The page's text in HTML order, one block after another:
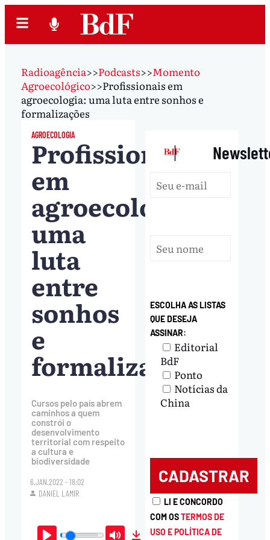
Radioagência>>Podcasts>>Momento
Agroecológico>>Profissionais em
agroecologia: uma luta entre sonhos e
formalizações
AGROECOLOGIA
Profissionais
em
agroecologia:
uma
luta
entre
sonhos
e
formalizações
Cursos pelo país abrem
caminhos a quem
constrói o
desenvolvimento
territorial com respeito
a cultura e
biodiversidade
6.JAN.2022 - 18:02
DANIEL LAMIR
|
ESCOLHA AS LISTAS
QUE DESEJA
ASSINAR:
Editorial
BdF
Ponto
Notícias da
China
LI E CONCORDO
COM OSTERMOS DE
USO E POLÍTICA DE